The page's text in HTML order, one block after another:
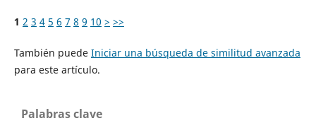
1 2 3 4 5 6 7 8 9 10 > >>
También puede Iniciar una búsqueda de similitud avanzada
para este artículo.
Palabras clave